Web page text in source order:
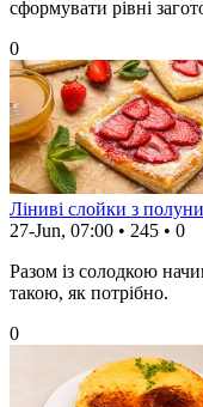
сформувати рівні
0
Ліниві слойки з
27-Jun, 07:00 • 245 • 0
Разом із солодкою
такою, як потрібно.
0